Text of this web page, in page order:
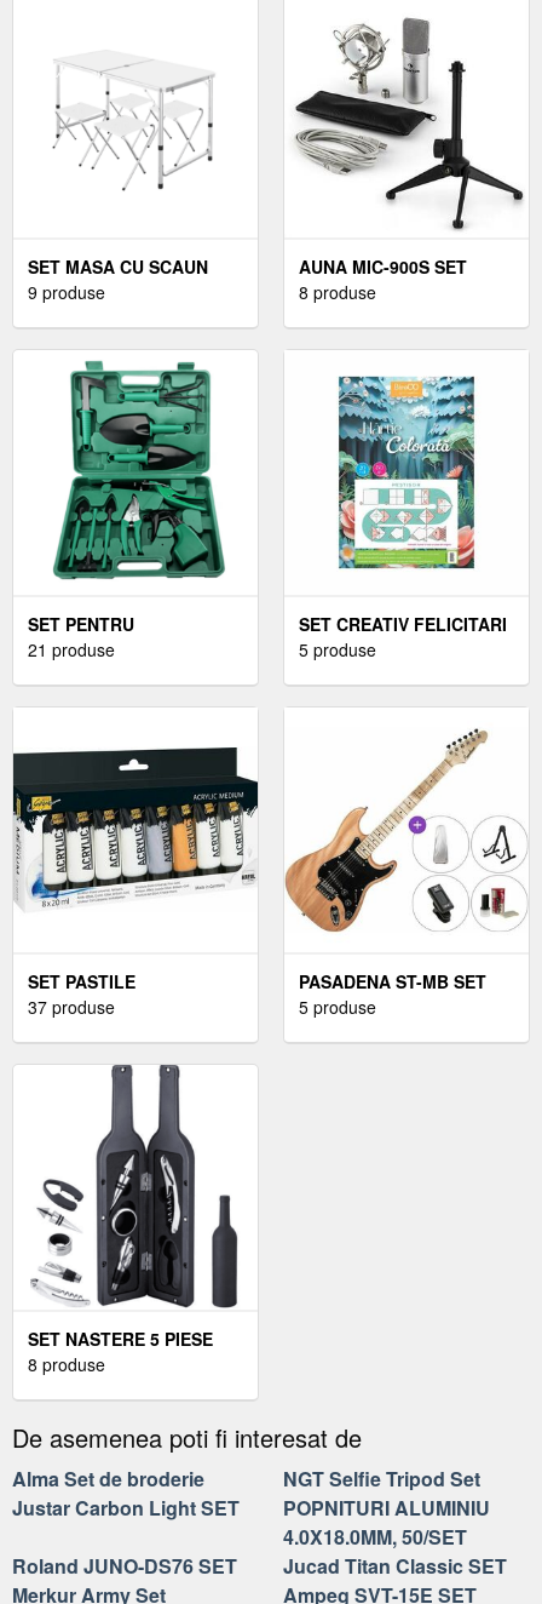
SET MASA CU SCAUN
9 produse
AUNA MIC-900S SET
8 produse
SET PENTRU
ÎNTREŢINERE UNELTE
21 produse
SET CREATIV FELICITARI
5 produse
SET PASTILE
37 produse
PASADENA ST-MB SET
5 produse
SET NASTERE 5 PIESE
8 produse
De asemenea poti fi interesat de
Alma Set de broderie
NGT Selfie Tripod Set
Justar Carbon Light SET
POPNITURI ALUMINIU
4.0X18.0MM, 50/SET
Roland JUNO-DS76 SET
Jucad Titan Classic SET
Merkur Army Set
Ampeg SVT-15E SET